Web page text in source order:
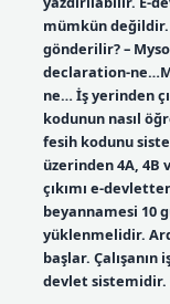
mümkün değildir.
gönderilir? –
declaration-
ne… İş yerinden
kodunun nasıl
fesih kodunu
üzerinden 4A, 4B
çıkımı e-
beyannamesi 10
yüklenmelidir.
başlar. Çalışanın
devlet sistemidir.